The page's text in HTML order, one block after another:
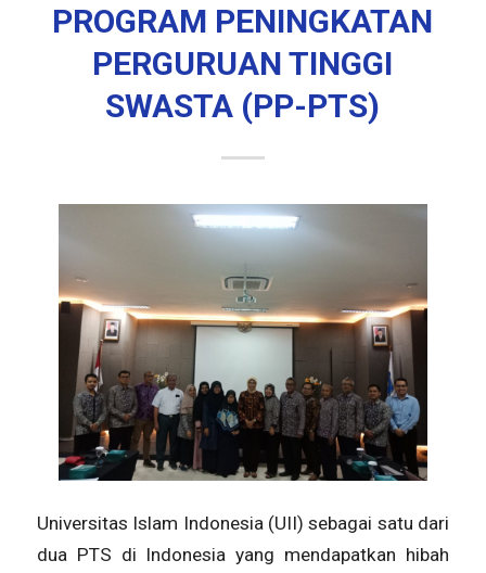
PROGRAM PENINGKATAN
PERGURUAN TINGGI
SWASTA (PP-PTS)
Universitas Islam Indonesia (UII) sebagai satu dari
dua PTS di Indonesia yang mendapatkan hibah